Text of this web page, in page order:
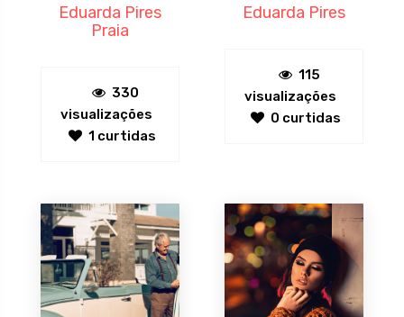
Eduarda Pires
Praia
330
visualizações
1 curtidas
Eduarda Pires
115
visualizações
0 curtidas